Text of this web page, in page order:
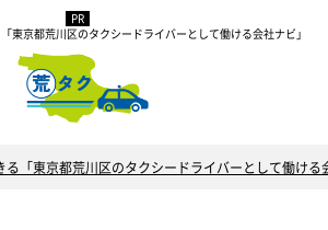
東京都荒川区のタクシードライバーとして働ける会社ナビ」
る「東京都荒川区のタクシードライバーとして働ける